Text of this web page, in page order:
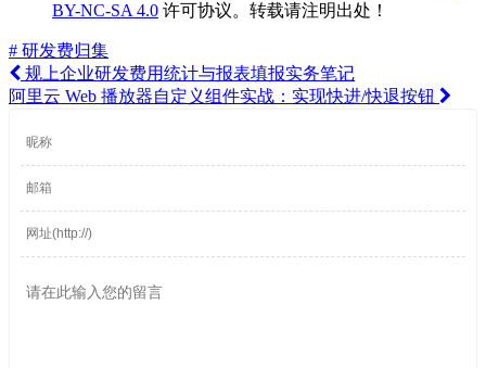
BY-NC-SA 4.0 许可协议。转载请注明出处！
# 研发费归集
规上企业研发费用统计与报表填报实务笔记
阿里云 Web 播放器自定义组件实战：实现快进/快退按钮